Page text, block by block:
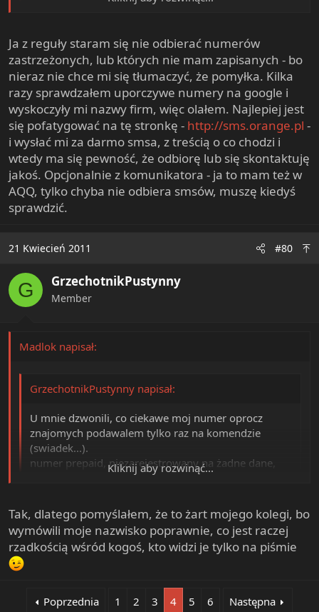
Kliknij aby rozwinąć...
w niedziele dzwonili, to nie odebrałem, bo jak mi sie nie
chce to nie odbieram nieznanych numerów
w poniedziałek odebrałem i sie babka pyta czy ja to ja i że
jest od spisu to jej powiedziałem że teroz nie moge
gadać...
we wtorek zaś ten sam numer dzwonił ale i tak myłem se
właśnie głowe, więc nie odebrałem, później już nie
dzwonili...
Ja z reguły staram się nie odbierać numerów
zastrzeżonych, lub których nie mam zapisanych - bo
nieraz nie chce mi się tłumaczyć, że pomyłka. Kilka
razy sprawdzałem uporczywe numery na google i
wyskoczyły mi nazwy firm, więc olałem. Najlepiej jest
się pofatygować na tę stronkę - http://sms.orange.pl -
i wysłać mi za darmo smsa, z treścią o co chodzi i
wtedy ma się pewność, że odbiorę lub się skontaktuję
jakoś. Opcjonalnie z komunikatora - ja to mam też w
AQQ, tylko chyba nie odbiera smsów, muszę kiedyś
sprawdzić.
21 Kwiecień 2011 #80
G GrzechotnikPustynny
Member
Madlok napisał:
GrzechotnikPustynny napisał:
U mnie dzwonili, co ciekawe moj numer oprocz
znajomych podawalem tylko raz na komendzie
(swiadek...).
numer prepaid, niezarejestrowany na żadne dane,
dlatego pomyślałem że to żart i po prostu się
Kliknij aby rozwinąć...
A znali Twoje nazwisko?
Kliknij aby rozwinąć...
Tak, dlatego pomyślałem, że to żart mojego kolegi, bo
wymówili moje nazwisko poprawnie, co jest raczej
rzadkością wśród kogoś, kto widzi je tylko na piśmie
Poprzednia 1 2 3 4 5 6 Następna